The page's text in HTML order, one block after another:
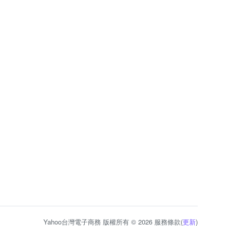
Yahoo台灣電子商務 版權所有 © 2026 服務條款(更新)